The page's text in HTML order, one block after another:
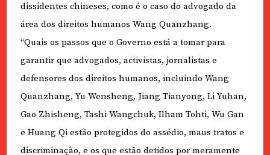
dissidentes chineses, como é o caso do advogado da
área dos direitos humanos Wang Quanzhang.
“Quais os passos que o Governo está a tomar para
garantir que advogados, activistas, jornalistas e
defensores dos direitos humanos, incluindo Wang
Quanzhang, Yu Wensheng, Jiang Tianyong, Li Yuhan,
Gao Zhisheng, Tashi Wangchuk, Ilham Tohti, Wu Gan
e Huang Qi estão protegidos do assédio, maus tratos e
discriminação, e os que estão detidos por meramente